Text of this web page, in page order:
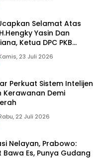
Selamat Atas
Yasin Dan
Ketua DPC PKB
DPW PB Prov- Sulsel
23 Juli 2026
Perkuat Sistem Intelijen
Kerawanan Demi
22 Juli 2026
Nelayan, Prabowo:
Es, Punya Gudang